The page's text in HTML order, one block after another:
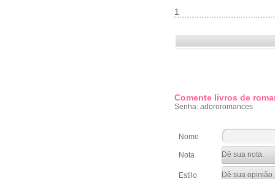
1
Comente livros de
Senha: adororomances
Nome
Nota
Estilo